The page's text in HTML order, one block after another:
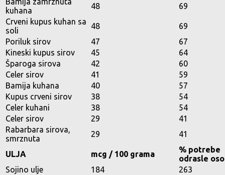
kuhana
48
69
Crveni kupus kuhan sa
soli
48
69
Poriluk sirov
47
67
Kineski kupus sirov
45
64
Šparoga sirova
42
60
Celer sirov
41
59
Bamija kuhana
40
57
Kupus crveni sirov
38
54
Celer kuhani
38
54
Celer sirov
29
41
Rabarbara sirova,
smrznuta
29 41
ULJA mcg / 100 grama
% potrebe
odrasle
Sojino ulje
184
263